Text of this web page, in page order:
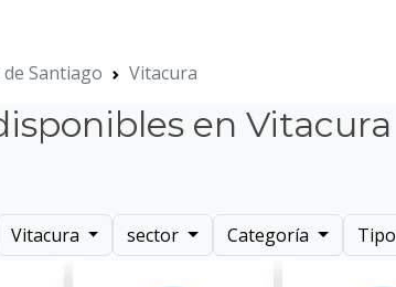
Santiago Vitacura
en Vitacura
Vitacura sector Categoría Tipo